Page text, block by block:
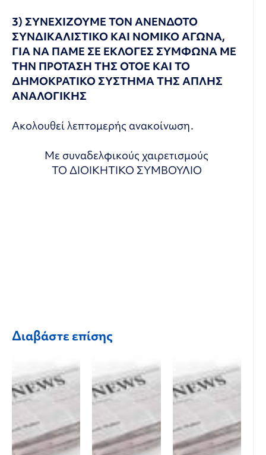
3) ΣΥΝΕΧΙΖΟΥΜΕ ΤΟΝ ΑΝΕΝΔΟΤΟ
ΣΥΝΔΙΚΑΛΙΣΤΙΚΟ ΚΑΙ ΝΟΜΙΚΟ ΑΓΩΝΑ,
ΓΙΑ ΝΑ ΠΑΜΕ ΣΕ ΕΚΛΟΓΕΣ ΣΥΜΦΩΝΑ ΜΕ
ΤΗΝ ΠΡΟΤΑΣΗ ΤΗΣ ΟΤΟΕ ΚΑΙ ΤΟ
ΔΗΜΟΚΡΑΤΙΚΟ ΣΥΣΤΗΜΑ ΤΗΣ ΑΠΛΗΣ
ΑΝΑΛΟΓΙΚΗΣ
Ακολουθεί λεπτομερής ανακοίνωση.
Με συναδελφικούς χαιρετισμούς
ΤΟ ΔΙΟΙΚΗΤΙΚΟ ΣΥΜΒΟΥΛΙΟ
Διαβάστε επίσης